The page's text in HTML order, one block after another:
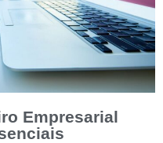
Empresarial